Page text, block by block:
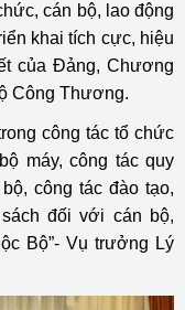
cán bộ, lao động
khai tích cực, hiệu
của Đảng, Chương
Công Thương.
công tác tổ chức
máy, công tác quy
công tác đào tạo,
đối với cán bộ,
Bộ”- Vụ trưởng Lý